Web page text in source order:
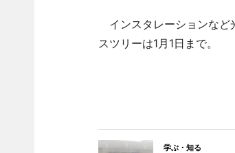
インスタレーションなど
スツリーは1月1日まで。
学ぶ・知る